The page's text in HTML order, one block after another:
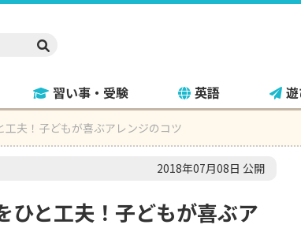
習い事・受験 英語
工夫！子どもが喜ぶアレンジのコツ
2018年07月08日 公開
ひと工夫！子どもが喜ぶア